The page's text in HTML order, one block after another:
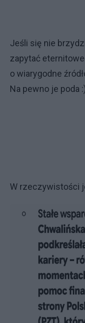
Jeśli się nie
zapytać
o wiarygodne
Na pewno je poda
W rzeczywistości